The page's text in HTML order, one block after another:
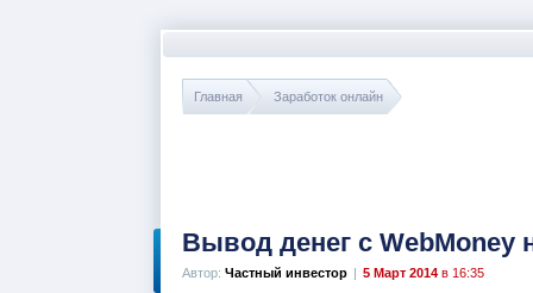
Главная Заработок онлайн
Вывод денег с WebMoney
Автор: Частный инвестор | 5 Март 2014 в 16:35